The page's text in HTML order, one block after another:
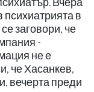
психиатрията в
заговори, че
-
не е
че Хасанкев,
вечерта преди